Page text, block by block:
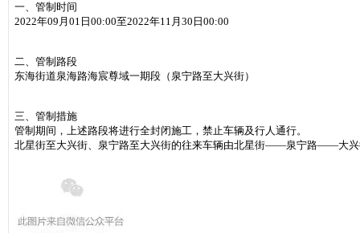
一、管制时间
2022年09月01日00:00至2022年11月30日00:00
二、管制路段
东海街道泉海路海宸尊域一期段（泉宁路至大兴街）
三、管制措施
管制期间，上述路段将进行全封闭施工，禁止车辆及行人通行。
北星街至大兴街、泉宁路至大兴街的往来车辆由北星街——泉宁路——大兴